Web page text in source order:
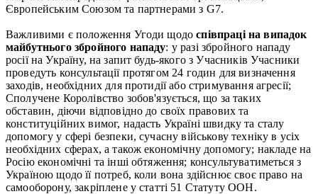
Європейським Союзом та партнерами з G7.
Важливими є положення Угоди щодоспівпраці на випадок
майбутнього збройного нападу: у разі збройного нападу
росії на Україну, на запит будь-якого з Учасників Учасники
проведуть консультації протягом 24 годин для визначення
заходів, необхідних для протидії або стримування агресії;
Сполучене Королівство зобов'язується, що за таких
обставин, діючи відповідно до своїх правових та
конституційних вимог, надасть Україні швидку та сталу
допомогу у сфері безпеки, сучасну військову техніку в усіх
необхідних сферах, а також економічну допомогу; накладе на
Росію економічні та інші обтяження; консультуватиметься з
Україною щодо її потреб, коли вона здійснює своє право на
самооборону, закріплене у статті 51 Статуту ООН.